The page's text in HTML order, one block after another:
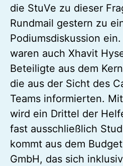
die StuVe zu dieser
Rundmail gestern zu
Podiumsdiskussion
waren auch Xhavit
Beteiligte aus dem
die aus der Sicht des
Teams informierten.
wird ein Drittel der
fast ausschließlich
kommt aus dem
GmbH, das sich